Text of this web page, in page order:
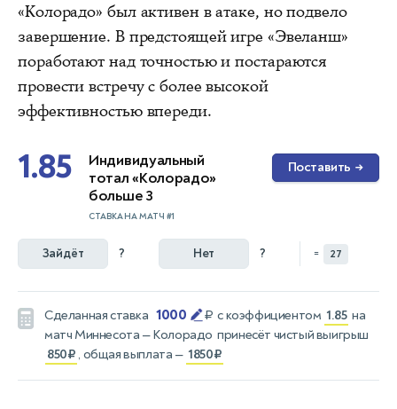
«Колорадо» был активен в атаке, но подвело
завершение. В предстоящей игре «Эвеланш»
поработают над точностью и постараются
провести встречу с более высокой
эффективностью впереди.
1.85
Индивидуальный
тотал «Колорадо»
больше 3
СТАВКА НА МАТЧ #1
Поставить →
Зайдёт ? Нет ? = 27
Сделанная ставка 1000 ₽ с коэффициентом 1.85 на
матчМиннесота — Колорадо принесёт чистый выигрыш
850₽ , общая выплата — 1850₽